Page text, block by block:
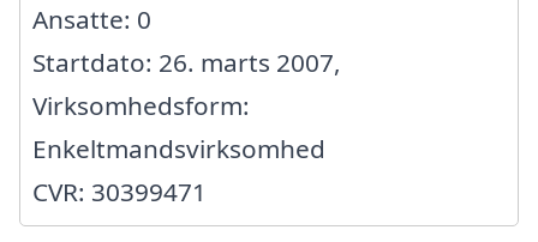
Ansatte: 0
Startdato: 26. marts 2007,
Virksomhedsform:
Enkeltmandsvirksomhed
CVR: 30399471